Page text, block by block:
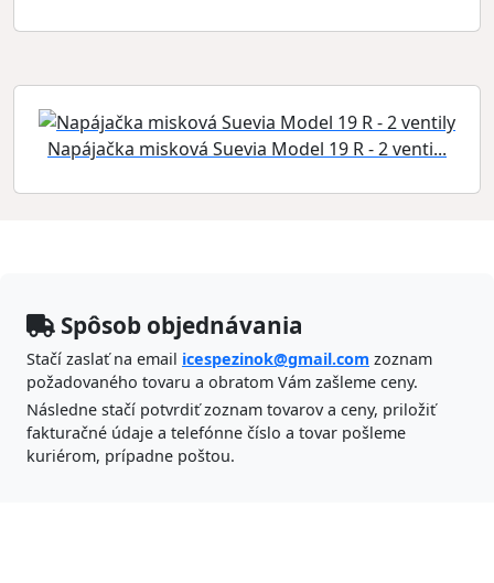
Napájačka misková Suevia Model 19 R - 2 venti...
Spôsob objednávania
Stačí zaslať na email icespezinok@gmail.com zoznam
požadovaného tovaru a obratom Vám zašleme ceny.
Následne stačí potvrdiť zoznam tovarov a ceny, priložiť
fakturačné údaje a telefónne číslo a tovar pošleme
kuriérom, prípadne poštou.